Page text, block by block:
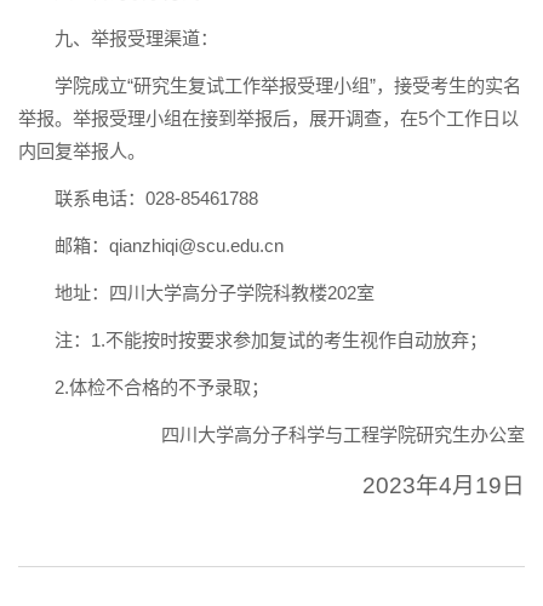
九、举报受理渠道：
学院成立“研究生复试工作举报受理小组”，接受考生的实名
举报。举报受理小组在接到举报后，展开调查，在5个工作日以
内回复举报人。
联系电话：028-85461788
邮箱：qianzhiqi@scu.edu.cn
地址：四川大学高分子学院科教楼202室
注：1.不能按时按要求参加复试的考生视作自动放弃；
2.体检不合格的不予录取；
四川大学高分子科学与工程学院研究生办公室
2023年4月19日